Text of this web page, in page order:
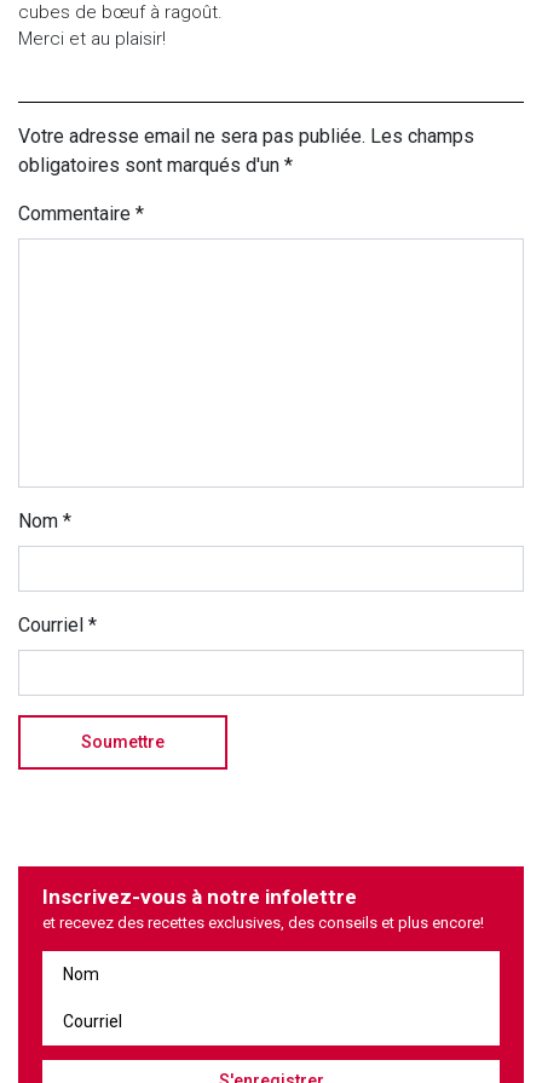
cubes de bœuf à ragoût.
Merci et au plaisir!
Votre adresse email ne sera pas publiée. Les champs
obligatoires sont marqués d'un *
Commentaire *
Nom *
Courriel *
Inscrivez-vous à notre infolettre
et recevez des recettes exclusives, des conseils et plus encore!